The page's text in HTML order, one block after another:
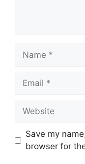
Name
Email
Website
Save my
browser for